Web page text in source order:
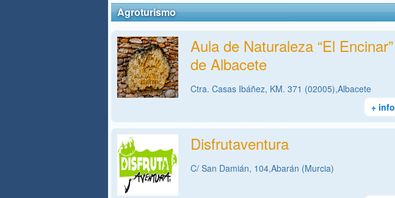
Agroturismo
Aula de Naturaleza “El Encinar”
de Albacete
Ctra. Casas Ibáñez, KM. 371 (02005),Albacete
+ info
Disfrutaventura
C/ San Damián, 104,Abarán (Murcia)